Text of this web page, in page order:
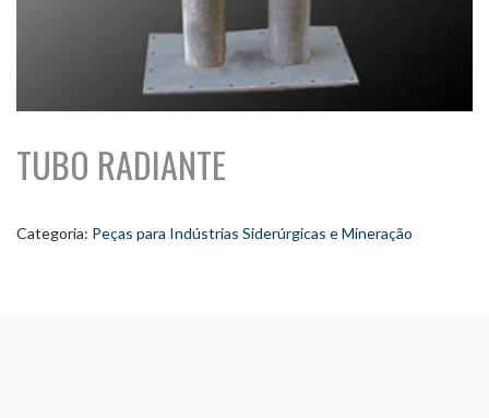
TUBO RADIANTE
Categoria: Peças para Indústrias Siderúrgicas e Mineração